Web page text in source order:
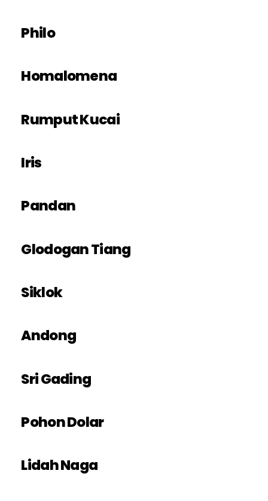
Philo
Homalomena
Rumput Kucai
Iris
Pandan
Glodogan Tiang
Siklok
Andong
Sri Gading
Pohon Dolar
Lidah Naga